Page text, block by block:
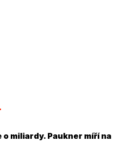
o miliardy. Paukner míří na